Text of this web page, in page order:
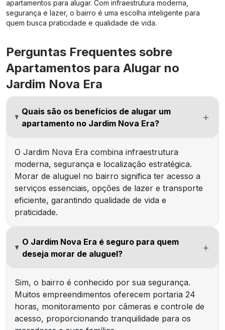
apartamentos para alugar. Com infraestrutura moderna,
segurança e lazer, o bairro é uma escolha inteligente para
quem busca praticidade e qualidade de vida.
Perguntas Frequentes sobre
Apartamentos para Alugar no
Jardim Nova Era
Quais são os benefícios de alugar um
apartamento no Jardim Nova Era?
O Jardim Nova Era combina infraestrutura
moderna, segurança e localização estratégica.
Morar de aluguel no bairro significa ter acesso a
serviços essenciais, opções de lazer e transporte
eficiente, garantindo qualidade de vida e
praticidade.
O Jardim Nova Era é seguro para quem
deseja morar de aluguel?
Sim, o bairro é conhecido por sua segurança.
Muitos empreendimentos oferecem portaria 24
horas, monitoramento por câmeras e controle de
acesso, proporcionando tranquilidade para os